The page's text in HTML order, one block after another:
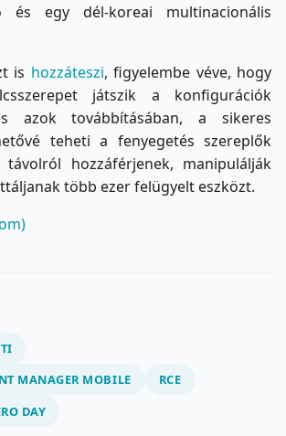
és egy dél-koreai multinacionális
is hozzáteszi, figyelembe véve, hogy
játszik a konfigurációk
azok továbbításában, a sikeres
teheti a fenyegetés szereplők
hozzáférjenek, manipulálják
több ezer felügyelt eszközt.
MANAGER MOBILE
RCE
DAY